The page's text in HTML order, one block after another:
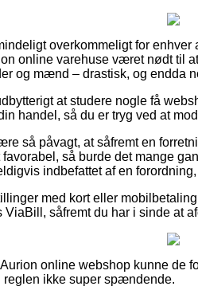
overkommeligt for
online varehuse været nødt til
og mænd – drastisk, og endda
at studere nogle få
handel, så du er tryg ved at
så påvagt, at såfremt en
så burde det mange
indbefattet af en
med kort eller
såfremt du har i sinde at
online webshop kunne de
reglen ikke super spændende.